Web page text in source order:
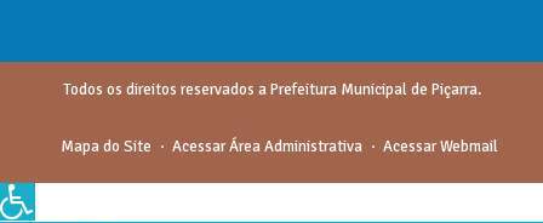
Todos os direitos reservados a Prefeitura Municipal de Piçarra.
Mapa do Site Acessar Área Administrativa Acessar Webmail